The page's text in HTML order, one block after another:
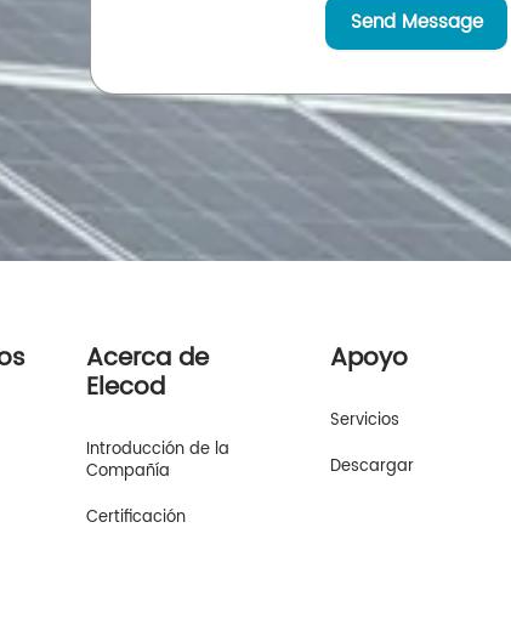
Send Message
Acerca de
Elecod
Introducción de la
Compañía
Certificación
Apoyo
Servicios
Descargar